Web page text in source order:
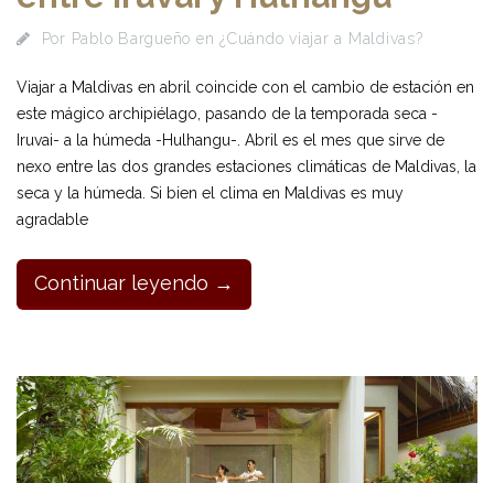
Por Pablo Bargueño en ¿Cuándo viajar a Maldivas?
Viajar a Maldivas en abril coincide con el cambio de estación en
este mágico archipiélago, pasando de la temporada seca -
Iruvai- a la húmeda -Hulhangu-. Abril es el mes que sirve de
nexo entre las dos grandes estaciones climáticas de Maldivas, la
seca y la húmeda. Si bien el clima en Maldivas es muy
agradable
Continuar leyendo →